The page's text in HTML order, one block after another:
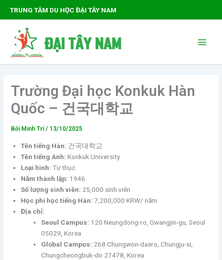
dung
TRUNG TÂM DU HỌC ĐẠI TÂY NAM
Menu
Trường Đại học Konkuk Hàn
Quốc – 건국대학교
Bởi Minh Trí/ 13/10/2025
Tên tiếng Hàn: 건국대학교
Tên tiếng Anh: Konkuk University
Loại hình: Tư thục
Năm thành lập: 1946
Số lượng sinh viên: 25,000 sinh viên
Học phí học tiếng Hàn: 7,200,000 KRW/ năm
Địa chỉ:
Seoul Campus: 120 Neungdong-ro, Gwangjin-gu, Seoul
05029, Korea
Global Campus: 268 Chungwon-daero, Chungju-si,
Chungcheongbuk-do 27478, Korea